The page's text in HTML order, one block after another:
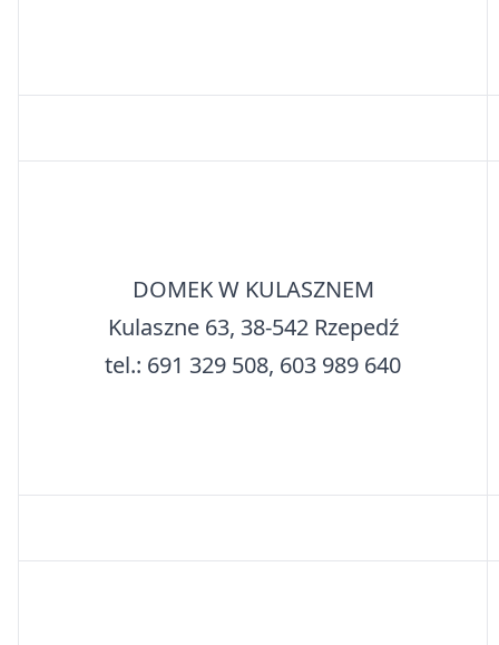
DOMEK W KULASZNEM
Kulaszne 63, 38-542 Rzepedź
tel.: 691 329 508, 603 989 640